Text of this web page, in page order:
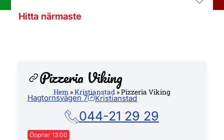
Hitta närmaste
Pizzeria Viking
Hem »Kristianstad »Pizzeria Viking
Hagtornsvägen 7 Kristianstad
044-21 29 29
Öppnar 13:00